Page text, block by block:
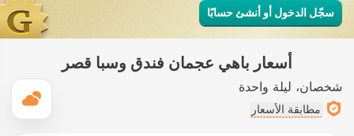
سجّل الدخول أو أنشئ حسابًا
أسعار باهي عجمان فندق وسبا قصر
شخصان ليلة واحدة
مطابقة الأسعار